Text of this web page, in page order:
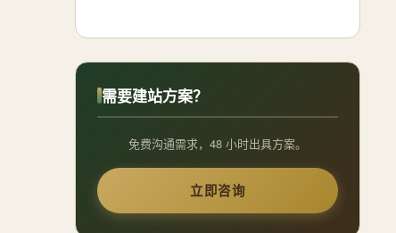
需要建站方案？
免费沟通需求，48 小时出具方案。
立即咨询